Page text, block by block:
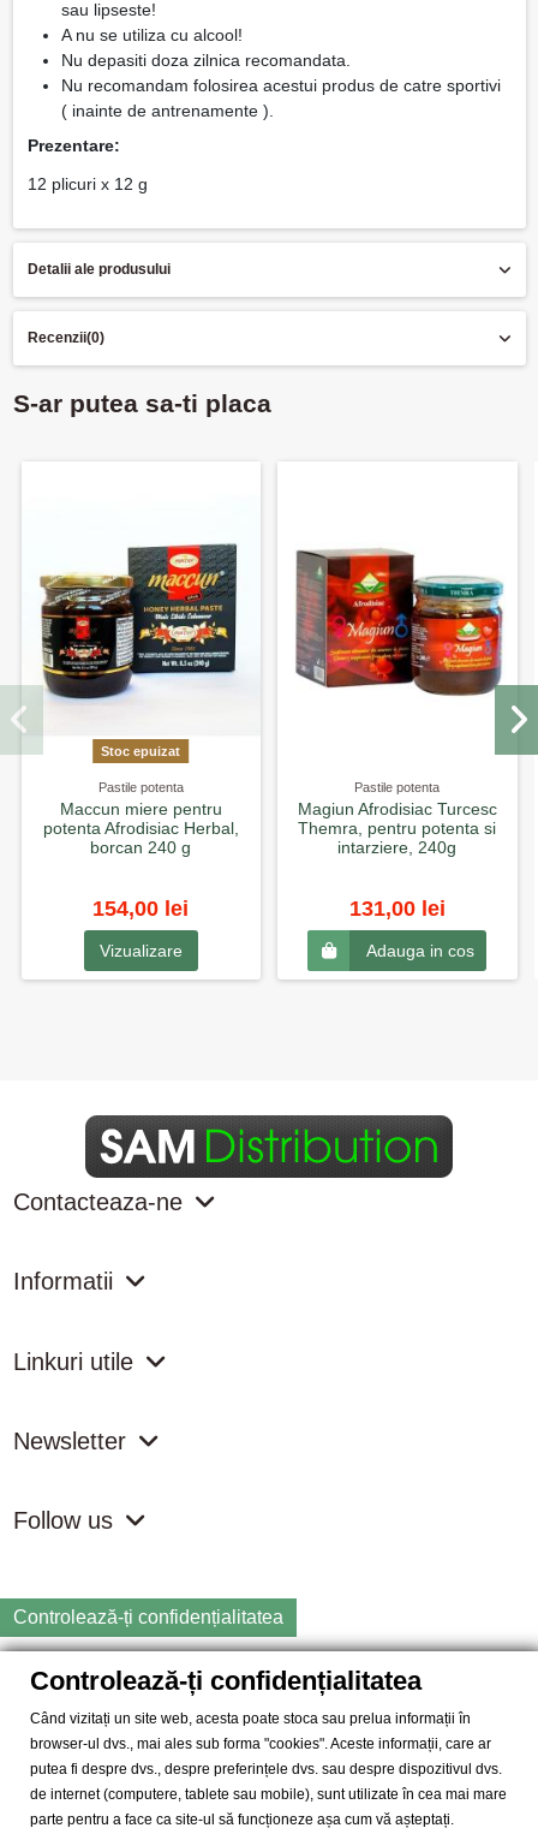
sau lipseste!
A nu se utiliza cu alcool!
Nu depasiti doza zilnica recomandata.
Nu recomandam folosirea acestui produs de catre sportivi
( inainte de antrenamente ).
Prezentare:
12 plicuri x 12 g
Detalii ale produsului
Recenzii(0)
S-ar putea sa-ti placa
Stoc epuizat
Pastile potenta
Maccun miere pentru
potenta Afrodisiac Herbal,
borcan 240 g
154,00 lei
Vizualizare
Pastile potenta
Magiun Afrodisiac Turcesc
Themra, pentru potenta si
intarziere, 240g
131,00 lei
Adauga in cos
Contacteaza-ne
Informatii
Linkuri utile
Newsletter
Follow us
Controlează-ți confidențialitatea
Copyright
2026 samdistribution.ro - Magazin online cu Produse
SAM DISTRIBUTION S.R.L.- Cod fiscal: RO14935035, Registrul
Comertului: J40/10004/2002, Adresa: Str. Dimieni, nr. 7, Bucuresti,
sector 5.
Controlează-ți confidențialitatea
Când vizitați un site web, acesta poate stoca sau prelua informații în
browser-ul dvs., mai ales sub forma "cookies". Aceste informații, care ar
putea fi despre dvs., despre preferințele dvs. sau despre dispozitivul dvs.
de internet (computere, tablete sau mobile), sunt utilizate în cea mai mare
parte pentru a face ca site-ul să funcționeze așa cum vă așteptați.